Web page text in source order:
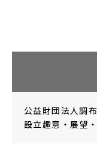
公益財団法人調
設立趣意・展望